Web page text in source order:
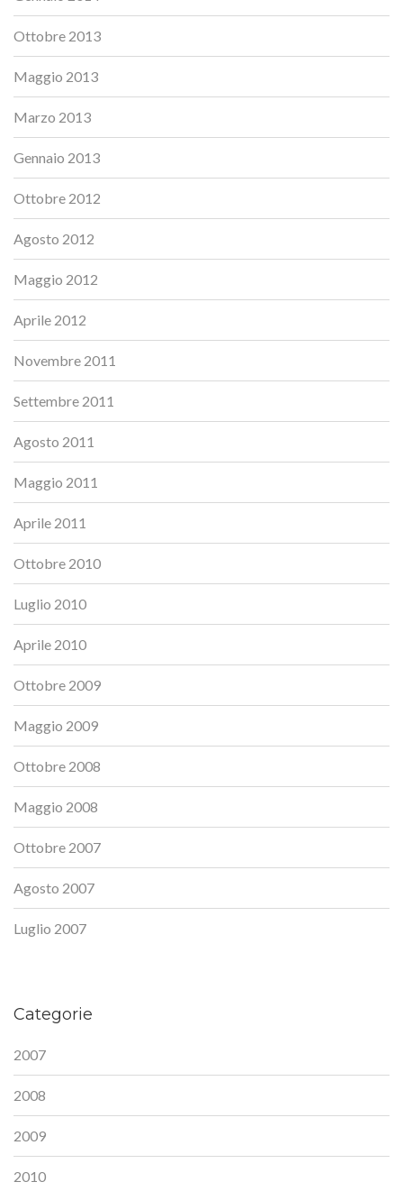
Ottobre 2013
Maggio 2013
Marzo 2013
Gennaio 2013
Ottobre 2012
Agosto 2012
Maggio 2012
Aprile 2012
Novembre 2011
Settembre 2011
Agosto 2011
Maggio 2011
Aprile 2011
Ottobre 2010
Luglio 2010
Aprile 2010
Ottobre 2009
Maggio 2009
Ottobre 2008
Maggio 2008
Ottobre 2007
Agosto 2007
Luglio 2007
Categorie
2007
2008
2009
2010